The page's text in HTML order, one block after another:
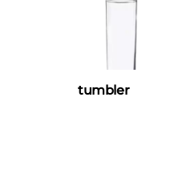
tumbler